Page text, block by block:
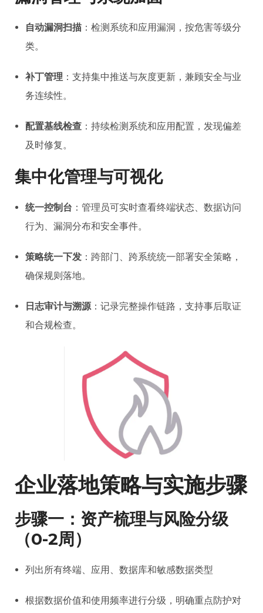
自动漏洞扫描 ：检测系统和应用漏洞，按危害等级分
类。
补丁管理 ：支持集中推送与灰度更新，兼顾安全与业
务连续性。
配置基线检查 ：持续检测系统和应用配置，发现偏差
及时修复。
集中化管理与可视化
统一控制台 ：管理员可实时查看终端状态、数据访问
行为、漏洞分布和安全事件。
策略统一下发 ：跨部门、跨系统统一部署安全策略，
确保规则落地。
日志审计与溯源 ：记录完整操作链路，支持事后取证
和合规检查。
企业落地策略与实施步骤
步骤一：资产梳理与风险分级
（0-2周）
列出所有终端、应用、数据库和敏感数据类型
根据数据价值和使用频率进行分级，明确重点防护对